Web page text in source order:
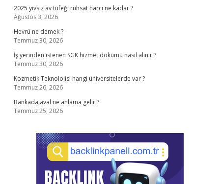
2025 yivsiz av tüfeği ruhsat harcı ne kadar ?
Ağustos 3, 2026
Hevrü ne demek ?
Temmuz 30, 2026
İş yerinden istenen SGK hizmet dökümü nasıl alınır ?
Temmuz 30, 2026
Kozmetik Teknolojisi hangi üniversitelerde var ?
Temmuz 26, 2026
Bankada aval ne anlama gelir ?
Temmuz 25, 2026